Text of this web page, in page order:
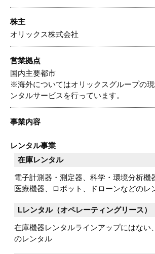
株主
オリックス株式会社
営業拠点
国内主要都市
※海外についてはオリックスグループの
ンタルサービスを行っています。
事業内容
レンタル事業
在庫レンタル
電子計測器・測定器、科学・環境分析機
医療機器、ロボット、ドローンなどのレ
Lレンタル（オペレーティングリース）
在庫機器レンタルラインアップにはない
のレンタル